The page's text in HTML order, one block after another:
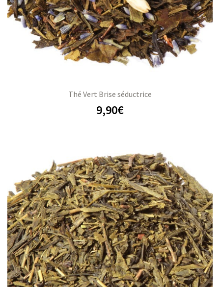
Thé Vert Brise séductrice
9,90€